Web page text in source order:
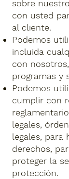
sobre
con usted
al cliente.
Podemos
incluida
con
programas y
Podemos
cumplir con
legales,
legales, para
derechos,
proteger la
protección.